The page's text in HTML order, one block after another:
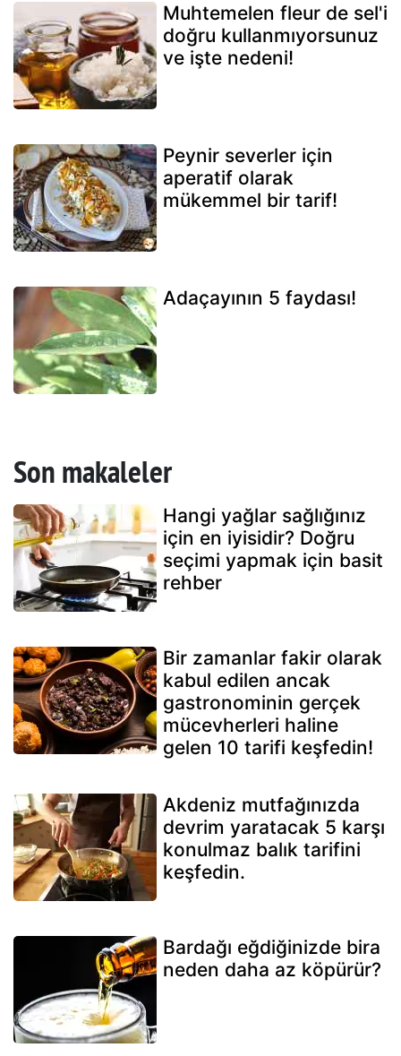
Muhtemelen fleur de sel'i
doğru kullanmıyorsunuz
ve işte nedeni!
Peynir severler için
aperatif olarak
mükemmel bir tarif!
Adaçayının 5 faydası!
Son makaleler
Hangi yağlar sağlığınız
için en iyisidir? Doğru
seçimi yapmak için basit
rehber
Bir zamanlar fakir olarak
kabul edilen ancak
gastronominin gerçek
mücevherleri haline
gelen 10 tarifi keşfedin!
Akdeniz mutfağınızda
devrim yaratacak 5 karşı
konulmaz balık tarifini
keşfedin.
Bardağı eğdiğinizde bira
neden daha az köpürür?